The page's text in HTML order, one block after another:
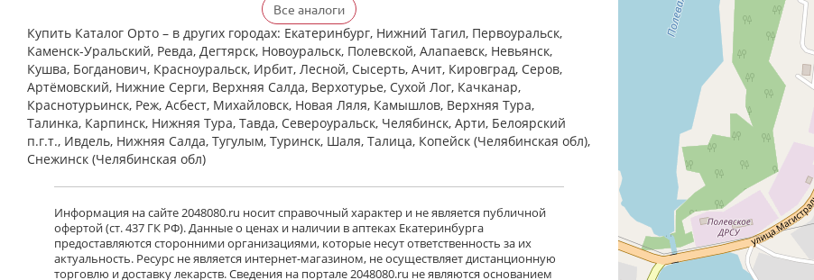
Все аналоги
Купить Каталог Орто – в других городах: Екатеринбург, Нижний Тагил, Первоуральск,
Каменск-Уральский, Ревда, Дегтярск, Новоуральск, Полевской, Алапаевск, Невьянск,
Кушва, Богданович, Красноуральск, Ирбит, Лесной, Сысерть, Ачит, Кировград, Серов,
Артёмовский, Нижние Cерги, Верхняя Салда, Верхотурье, Сухой Лог, Качканар,
Краснотурьинск, Реж, Асбест, Михайловск, Новая Ляля, Камышлов, Верхняя Тура,
Талинка, Карпинск, Нижняя Тура, Тавда, Североуральск, Челябинск, Арти, Белоярский
п.г.т., Ивдель, Нижняя Салда, Тугулым, Туринск, Шаля, Талица, Копейск (Челябинская обл),
Снежинск (Челябинская обл)
Информация на сайте 2048080.ru носит справочный характер и не является публичной
офертой (ст. 437 ГК РФ). Данные о ценах и наличии в аптеках Екатеринбурга
предоставляются сторонними организациями, которые несут ответственность за их
актуальность. Ресурс не является интернет-магазином, не осуществляет дистанционную
торговлю и доставку лекарств. Сведения на портале 2048080.ru не являются основанием